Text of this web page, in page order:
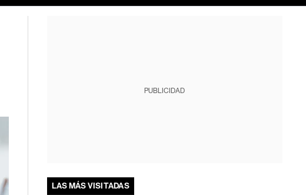
PUBLICIDAD
LAS MÁS VISITADAS